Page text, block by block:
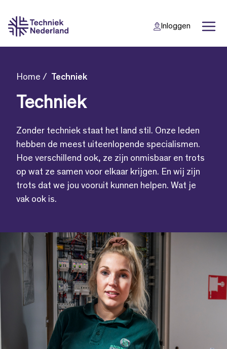
Inloggen
Back
Back
Home Techniek
Techniek
Zonder techniek staat het land stil. Onze leden
hebben de meest uiteenlopende specialismen.
Hoe verschillend ook, ze zijn onmisbaar en trots
op wat ze samen voor elkaar krijgen. En wij zijn
trots dat we jou vooruit kunnen helpen. Wat je
vak ook is.